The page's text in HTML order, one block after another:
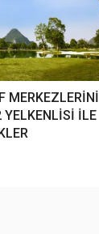
MERKEZLERİNİ
YELKENLİSİ İLE